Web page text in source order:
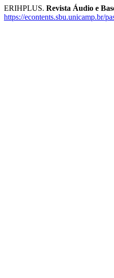
ERIHPLUS. Revista Áudio e
https://econtents.sbu.unicamp.br/